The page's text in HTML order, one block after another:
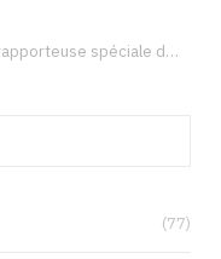
Francesca Albanese, rapporteuse spéciale de l’ONU sur les territoires palestiniens occupés, était à Tunis pour…
(77)